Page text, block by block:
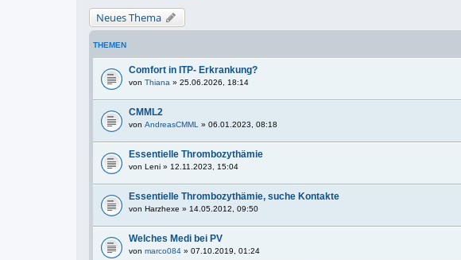
Neues Thema
THEMEN
Comfort in ITP- Erkrankung?
von Thiana » 25.06.2026, 18:14
CMML2
von AndreasCMML » 06.01.2023, 08:18
Essentielle Thrombozythämie
von Leni » 12.11.2023, 15:04
Essentielle Thrombozythämie, suche Kontakte
von Harzhexe » 14.05.2012, 09:50
Welches Medi bei PV
von marco084 » 07.10.2019, 01:24